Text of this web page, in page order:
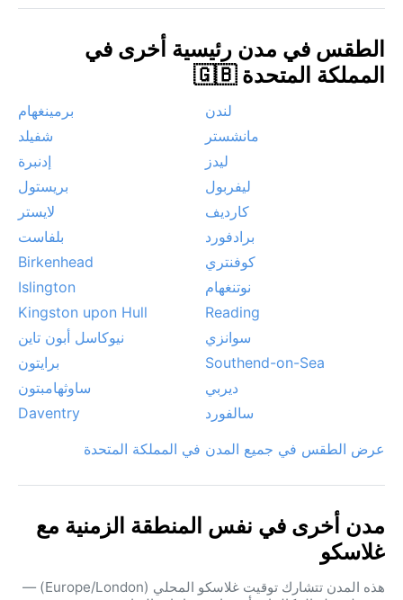
يبقي الطقس متقلباً دائماً، مما يجعل التخطيط المسبق للمظلة
والمشي تحت المطر جزءاً من سحر هذه الوجهة الاسكتلندية.
الطقس في مدن رئيسية أخرى في
المملكة المتحدة 🇬🇧
لندن
برمينغهام
مانشستر
شفيلد
ليدز
إدنبرة
ليفربول
بريستول
كارديف
لايستر
برادفورد
بلفاست
كوفنتري
Birkenhead
نوتنغهام
Islington
Reading
Kingston upon Hull
سوانزي
نيوكاسل أبون تاين
Southend-on-Sea
برايتون
ديربي
ساوثهامبتون
سالفورد
Daventry
عرض الطقس في جميع المدن في المملكة المتحدة
مدن أخرى في نفس المنطقة الزمنية مع
غلاسكو
هذه المدن تتشارك توقيت غلاسكو المحلي (Europe/London) —